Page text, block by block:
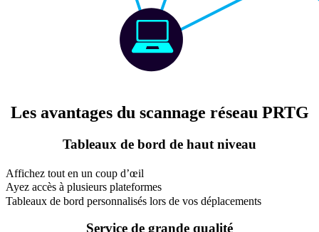
Les avantages du scannage réseau PRTG
Tableaux de bord de haut niveau
Affichez tout en un coup d’œil
Ayez accès à plusieurs plateformes
Tableaux de bord personnalisés lors de vos déplacements
Service de grande qualité